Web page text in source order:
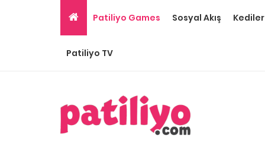
Patiliyo Games Sosyal Akış Kediler
Patiliyo TV